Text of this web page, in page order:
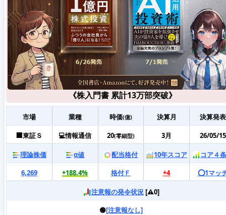
《株入門書 累計13万部突破》
市場 業種 時価(億) 決算月 決算発表
🏢東証Ｓ 💻情報通信 20(零細型) 3月 26/05/15
理論株価 α値 配当格付 10年スコア
コア４
6,269
+188.4% 格付Ｆ +4 ⭕️1マッ
注意報の発令状況[⚠️0]
🟢[注意報なし]